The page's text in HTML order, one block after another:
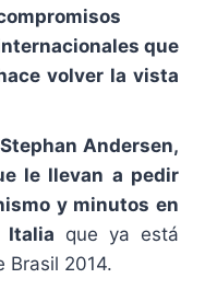
que
volver la vista
Andersen,
le llevan a pedir
y minutos en
Italia que ya está
Brasil 2014.